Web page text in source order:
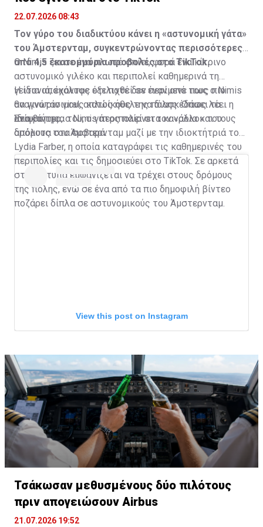
22.07.2026 08:43
Τον γύρο του διαδικτύου κάνει η «αστυνομική γάτα»
του Άμστερνταμ, συγκεντρώνοντας περισσότερες
από 4,5 εκατομμύρια προβολές στο TikTok.
Ο Nimis ζει σε ένα πλωτό σπίτι, φορά ένα κίτρινο
αστυνομικό γιλέκο και περιπολεί καθημερινά τη
γειτονιά, έχοντας εξελιχθεί σε έναν από τους πιο
αναγνωρίσιμους κατοίκους της πόλης. Όπως λέει η
ιδιοκτήτρια του, ο γάτος παίρνει τον «ρόλο» του
απόλυτα στα σοβαρά.
Η ίδια αποκάλυψε ότι ποτέ δεν περίμενε πως ο Nimis
θα γινόταν viral, απλώς ήθελε να διασκεδάσει τα
ανίψια της.
Στα βίντεο, ο Nimis περιπολεί στα κανάλια και τους
δρόμους του Άμστερνταμ μαζί με την ιδιοκτήτριά του,
Lydia Farber, η οποία καταγράφει τις καθημερινές του
περιπολίες και τις δημοσιεύει στο TikTok. Σε αρκετά
στιγμιότυπα εμφανίζεται να τρέχει στους δρόμους
της πόλης, ενώ σε ένα από τα πιο δημοφιλή βίντεο
ποζάρει δίπλα σε αστυνομικούς του Άμστερνταμ.
View this post on Instagram
A post shared by Dutch Breaking News 🇳🇱
Τσάκωσαν μεθυσμένους δύο πιλότους
πριν απογειώσουν Airbus
21.07.2026 19:52